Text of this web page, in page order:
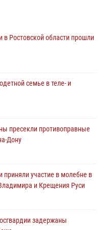
Ростовской области прошли
охраны задержал
пресекли противоправные
взрывотехников прошел в
в Ростовской области прошли
семье в теле- и
пресекли противоправные
Дону
приняли участие в молебне в
и Крещения Руси
задержаны